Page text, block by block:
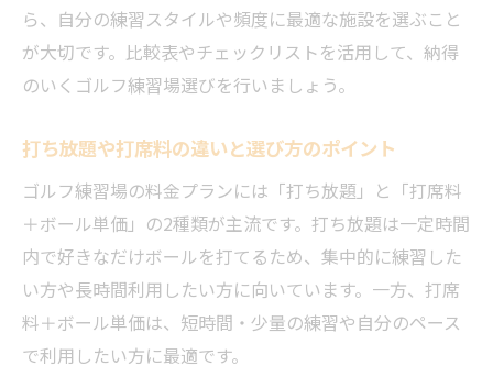
ら、自分の練習スタイルや頻度に最適な施設を選ぶこと
が大切です。比較表やチェックリストを活用して、納得
のいくゴルフ練習場選びを行いましょう。
打ち放題や打席料の違いと選び方のポイント
ゴルフ練習場の料金プランには「打ち放題」と「打席料
＋ボール単価」の2種類が主流です。打ち放題は一定時間
内で好きなだけボールを打てるため、集中的に練習した
い方や長時間利用したい方に向いています。一方、打席
料＋ボール単価は、短時間・少量の練習や自分のペース
で利用したい方に最適です。